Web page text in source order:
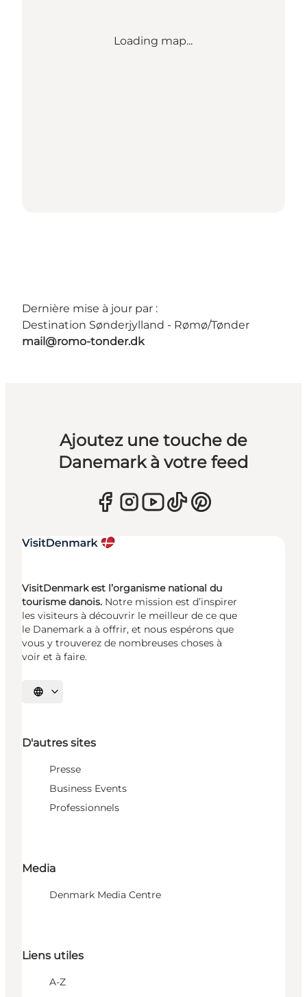
Loading map...
Dernière mise à jour par :
Destination Sønderjylland - Rømø/Tønder
mail@romo-tonder.dk
Ajoutez une touche de
Danemark à votre feed
VisitDenmark est l’organisme national du
tourisme danois. Notre mission est d’inspirer
les visiteurs à découvrir le meilleur de ce que
le Danemark a à offrir, et nous espérons que
vous y trouverez de nombreuses choses à
voir et à faire.
Choisissez la langue
D'autres sites
Presse
Business Events
Professionnels
Media
Denmark Media Centre
Liens utiles
A-Z